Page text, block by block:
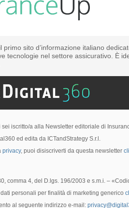
sito d’informazione italiano
tecnologie nel settore assicurativo. È
iscritto/a alla Newsletter editoriale di
ed edita da ICTandStrategy S.r.l.
privacy, puoi disiscriverti da questa newsletter
comma 4, del D.lgs. 196/2003 e s.m.i. –
personali per finalità di marketing generico
al seguente indirizzo e-mail: